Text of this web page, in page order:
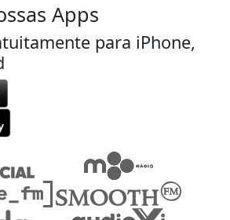
Apps
para iPhone,